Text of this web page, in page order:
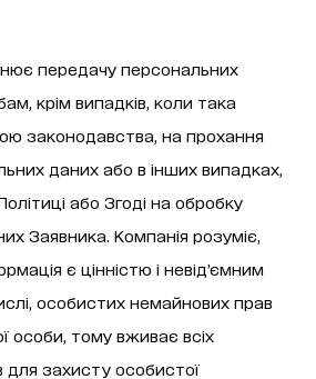
передачу персональних
крім випадків, коли така
законодавства, на прохання
даних або в інших випадках,
або Згоді на обробку
Заявника. Компанія розуміє,
є цінністю і невід’ємним
особистих немайнових прав
особи, тому вживає всіх
для захисту особистої